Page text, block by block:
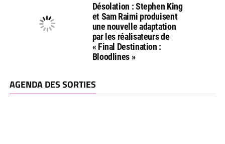
Désolation : Stephen King
et Sam Raimi produisent
une nouvelle adaptation
par les réalisateurs de
« Final Destination :
Bloodlines »
AGENDA DES SORTIES